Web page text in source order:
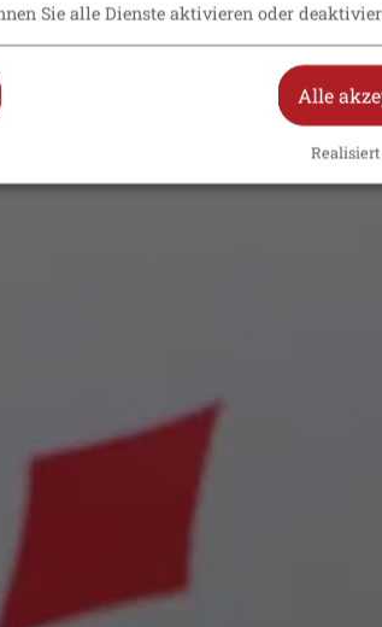
Sie alle Dienste aktivieren oder
Alle